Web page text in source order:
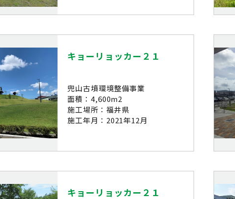
キョーリョッカー２１
兜山古墳環境整備事業
面積：4,600m2
施工場所：福井県
施工年月：2021年12月
キョーリョッカー２１